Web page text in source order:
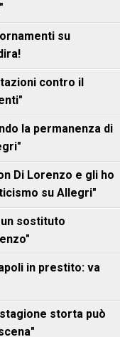
su
contro il
la permanenza di
Di Lorenzo e gli ho
su Allegri"
un sostituto
in prestito: va
stagione storta può